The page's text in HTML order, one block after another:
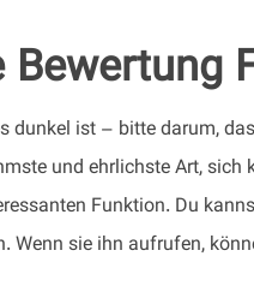
Bewertung
dunkel ist – bitte darum,
und ehrlichste Art,
Funktion. Du
Wenn sie ihn aufrufen,